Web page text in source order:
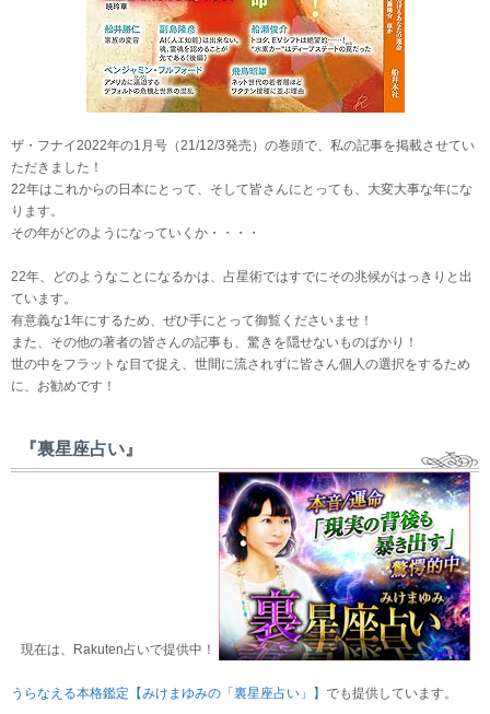
ザ・フナイ2022年の1月号（21/12/3発売）の巻頭で、私の記事を掲載させてい
ただきました！
22年はこれからの日本にとって、そして皆さんにとっても、大変大事な年にな
ります。
その年がどのようになっていくか・・・・
22年、どのようなことになるかは、占星術ではすでにその兆候がはっきりと出
ています。
有意義な1年にするため、ぜひ手にとって御覧くださいませ！
また、その他の著者の皆さんの記事も、驚きを隠せないものばかり！
世の中をフラットな目で捉え、世間に流されずに皆さん個人の選択をするため
に、お勧めです！
『裏星座占い』
現在は、Rakuten占いで提供中！
うらなえる本格鑑定【みけまゆみの「裏星座占い」】 でも提供しています。